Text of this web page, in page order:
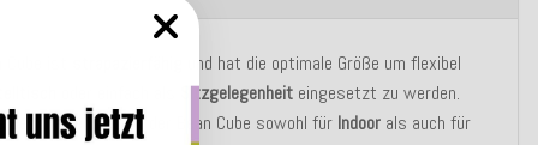
und hat die optimale Größe um flexibel
Sitzgelegenheit eingesetzt zu werden.
Beschaffenheit ist der Bean Cube sowohl für Indoor als auch für